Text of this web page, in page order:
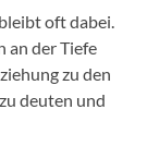
oft dabei.
an der Tiefe
zu den
deuten und